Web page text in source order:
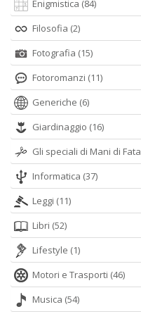
Enigmistica (84)
Filosofia (2)
Fotografia (15)
Fotoromanzi (11)
Generiche (6)
Giardinaggio (16)
Gli speciali di Mani di Fata
Informatica (37)
Leggi (11)
Libri (52)
Lifestyle (1)
Motori e Trasporti (46)
Musica (54)